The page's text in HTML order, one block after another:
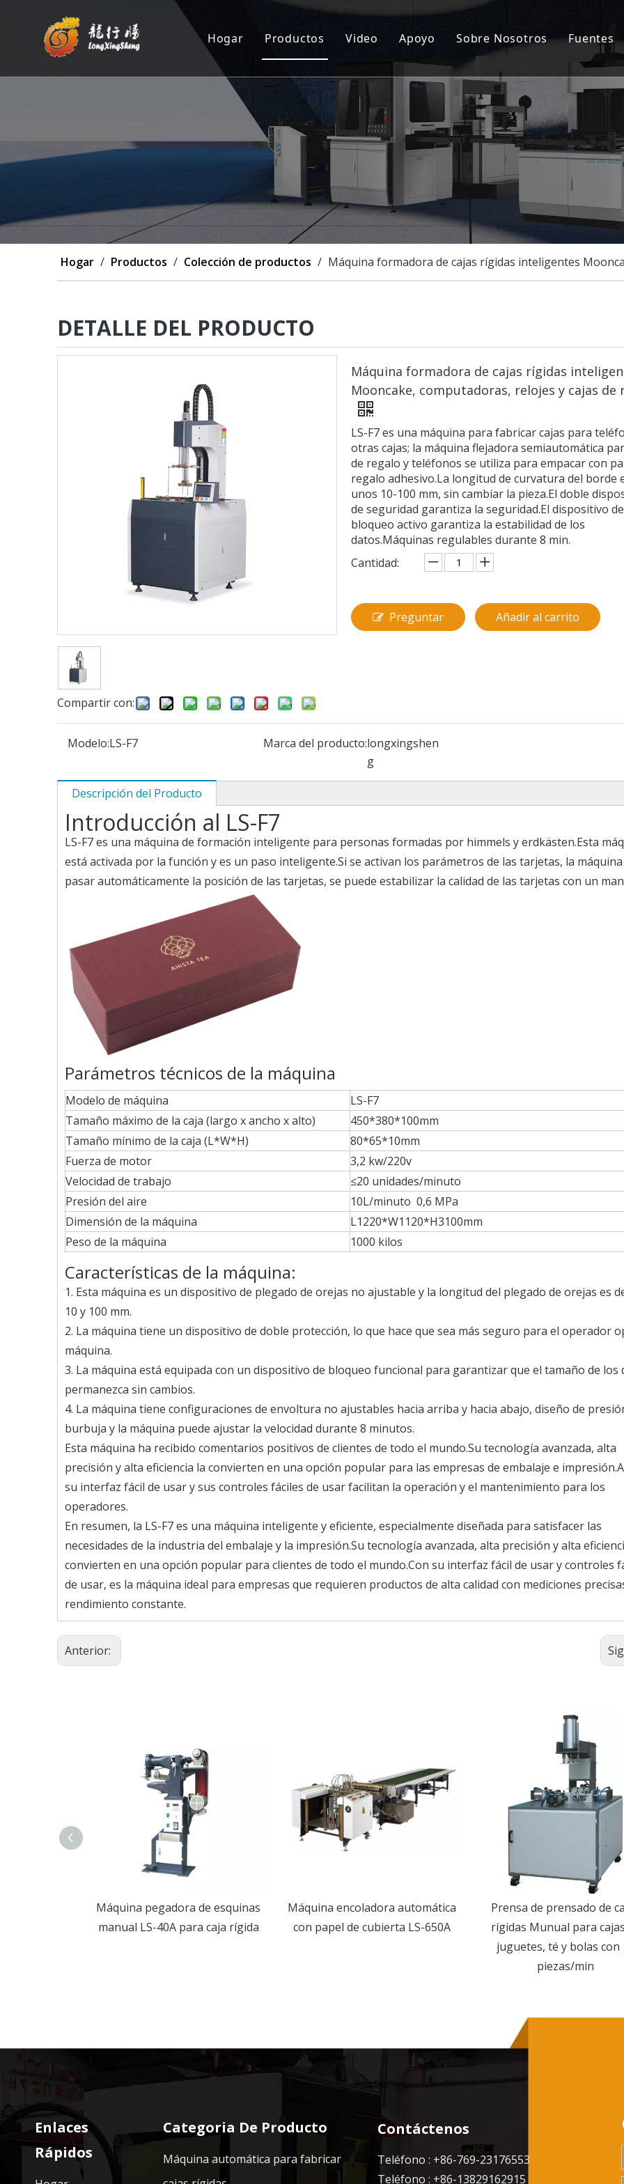
Hogar
Productos
Máquina automática para fabricar cajas rígidas
Posicionamiento de tapa dura y caja rígida
Máquina semiautomática para fabricar cajas rígidas
Personalización
Video
Apoyo
Servicio postventa
Preguntas más frecuentes
Caso
Sobre Nosotros
Fuentes
Hogar / Productos / Colección de productos / Máquina formadora de cajas rígidas inteligentes
DETALLE DEL PRODUCTO
Compartir con:
Máquina formadora de cajas rígidas
Mooncake, computadoras, relojes y cajas de
LS-F7 es una máquina para fabricar cajas para
otras cajas; la máquina flejadora semiautomática
de regalo y teléfonos se utiliza para empacar con
regalo adhesivo.La longitud de curvatura del borde
unos 10-100 mm, sin cambiar la pieza.El doble
de seguridad garantiza la seguridad.El dispositivo de
bloqueo activo garantiza la estabilidad de los
datos.Máquinas regulables durante 8 min.
Cantidad:
Preguntar Añadir al carrito
Modelo:LS-F7 Marca del producto:longxingshen
g
Descripción del Producto
Introducción al LS-F7
LS-F7 es una máquina de formación inteligente para personas formadas por himmels y erdkästen.Esta
está activada por la función y es un paso inteligente.Si se activan los parámetros de las tarjetas, la
pasar automáticamente la posición de las tarjetas, se puede estabilizar la calidad de las tarjetas con un
Parámetros técnicos de la máquina
Modelo de máquina
LS-F7
Tamaño máximo de la caja (largo x ancho x alto)
450*380*100mm
Tamaño mínimo de la caja (L*W*H)
80*65*10mm
Fuerza de motor
3,2 kw/220v
Velocidad de trabajo
≤20 unidades/minuto
Presión del aire
10L/minuto 0,6 MPa
Dimensión de la máquina
L1220*W1120*H3100mm
Peso de la máquina
1000 kilos
Características de la máquina:
1. Esta máquina es un dispositivo de plegado de orejas no ajustable y la longitud del plegado de orejas es
10 y 100 mm.
2. La máquina tiene un dispositivo de doble protección, lo que hace que sea más seguro para el operador
máquina.
3. La máquina está equipada con un dispositivo de bloqueo funcional para garantizar que el tamaño de los
permanezca sin cambios.
4. La máquina tiene configuraciones de envoltura no ajustables hacia arriba y hacia abajo, diseño de
burbuja y la máquina puede ajustar la velocidad durante 8 minutos.
Esta máquina ha recibido comentarios positivos de clientes de todo el mundo.Su tecnología avanzada, alta
precisión y alta eficiencia la convierten en una opción popular para las empresas de embalaje e
su interfaz fácil de usar y sus controles fáciles de usar facilitan la operación y el mantenimiento para los
operadores.
En resumen, la LS-F7 es una máquina inteligente y eficiente, especialmente diseñada para satisfacer las
necesidades de la industria del embalaje y la impresión.Su tecnología avanzada, alta precisión y alta
convierten en una opción popular para clientes de todo el mundo.Con su interfaz fácil de usar y controles
de usar, es la máquina ideal para empresas que requieren productos de alta calidad con mediciones
rendimiento constante.
Anterior:
Máquina pegadora de esquinas
manual LS-40A para caja rígida
Máquina encoladora automática
con papel de cubierta LS-650A
Prensa de prensado de
rígidas Munual para
juguetes, té y bolas con
piezas/min
Enlaces
Rápidos
Categoria De Producto
Máquina automática para fabricar
Contáctenos
Teléfono : +86-769-23176553
Teléfono : +86-13829162915